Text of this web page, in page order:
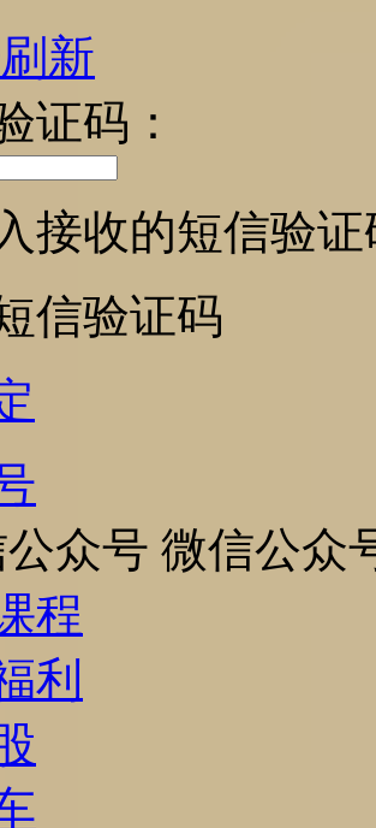
新
证码：
接收的短信验证
信验证码
微信公众
程
利